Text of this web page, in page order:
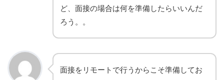
ど、面接の場合は何を準備したらいいんだ
ろう。。
面接をリモートで行うからこそ準備してお